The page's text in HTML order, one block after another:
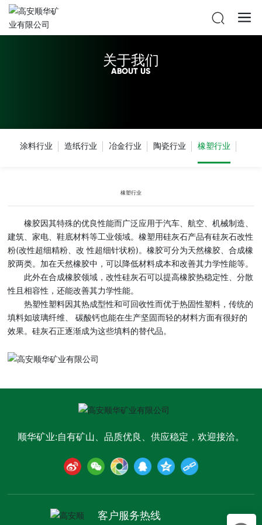
关于我们
ABOUT US
涂料行业 造纸行业 冶金行业 陶瓷行业 橡塑行业
橡塑行业
橡胶因其特殊的优良性能而广泛应用于汽车、航空、机械制造、
建筑、家电、鞋底材料等工业领域。橡塑用硅灰石产品有硅灰石改性
粉(改性超细精粉、改 性超细针状粉)。橡胶可分为天然橡胶、合成橡
胶两类。加在天然橡胶中，可以降低材料成本和改善其力学性能等。
此外在合成橡胶领域，改性硅灰石可以提高橡胶热稳定性、分散
性且相容性，还能改善其力学性能。
热塑性塑料因其热成型性和可回收性而优于热固性塑料，传统的
填料如玻璃纤维、 碳酸钙也能在生产坚固而轻的材料方面有很好的
效果。硅灰石正逐渐成为这些填料的替代品。
顺华矿业:自有矿山、品质优良、供应稳定，欢迎接洽。
客户服务热线